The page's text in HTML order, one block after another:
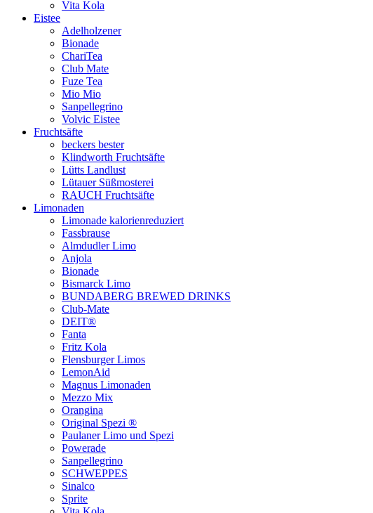
Vita Kola
Eistee
Adelholzener
Bionade
ChariTea
Club Mate
Fuze Tea
Mio Mio
Sanpellegrino
Volvic Eistee
Fruchtsäfte
beckers bester
Klindworth Fruchtsäfte
Lütts Landlust
Lütauer Süßmosterei
RAUCH Fruchtsäfte
Limonaden
Limonade kalorienreduziert
Fassbrause
Almdudler Limo
Anjola
Bionade
Bismarck Limo
BUNDABERG BREWED DRINKS
Club-Mate
DEIT®
Fanta
Fritz Kola
Flensburger Limos
LemonAid
Magnus Limonaden
Mezzo Mix
Orangina
Original Spezi ®
Paulaner Limo und Spezi
Powerade
Sanpellegrino
SCHWEPPES
Sinalco
Sprite